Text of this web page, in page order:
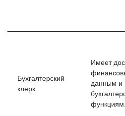
Бухгалтерский
клерк
Имеет
данным и
функциям.